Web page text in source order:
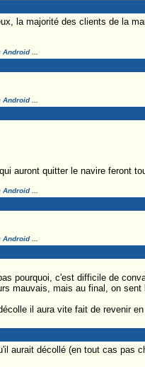
la majorité des clients de la
Android...
Android...
auront quitter le navire feront
Android...
Android...
pourquoi, c'est difficile de
mauvais, mais au final, on
il aura vite fait de revenir
aurait décollé (en tout cas pas